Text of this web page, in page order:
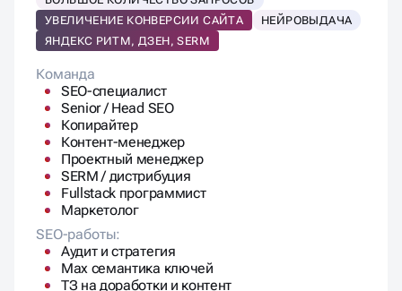
УВЕЛИЧЕНИЕ КОНВЕРСИИ САЙТА
НЕЙРОВЫДАЧА
ЯНДЕКС РИТМ, ДЗЕН, SERM
Команда
SEO-специалист
Senior / Head SEO
Копирайтер
Контент-менеджер
Проектный менеджер
SERM / дистрибуция
Fullstack программист
Маркетолог
SEO-работы:
Аудит и стратегия
Max семантика ключей
ТЗ на доработки и контент